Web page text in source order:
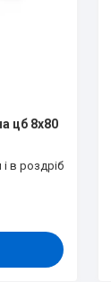
цб 8х80
в роздріб